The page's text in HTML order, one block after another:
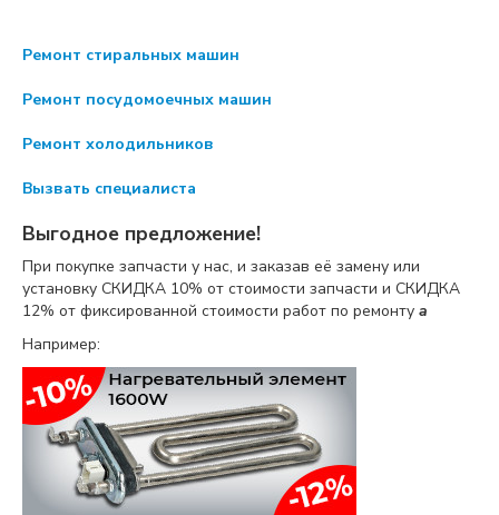
Ремонт стиральных машин
Ремонт посудомоечных машин
Ремонт холодильников
Вызвать специалиста
Выгодное предложение!
При покупке запчасти у нас, и заказав её замену или
установку СКИДКА 10% от стоимости запчасти и СКИДКА
12% от фиксированной стоимости работ по ремонту a
Например: